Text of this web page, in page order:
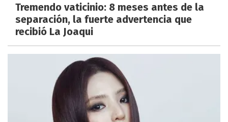
Tremendo vaticinio: 8 meses antes de la
separación, la fuerte advertencia que
recibió La Joaqui